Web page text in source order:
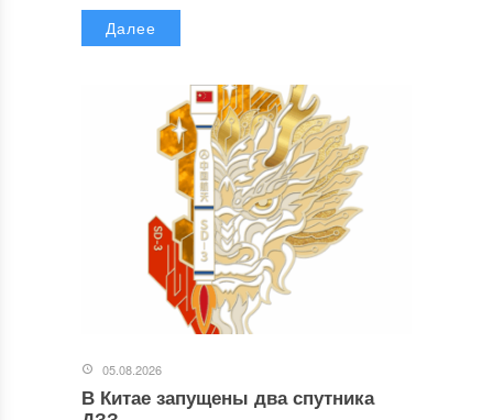
Далее
05.08.2026
В Китае запущены два спутника